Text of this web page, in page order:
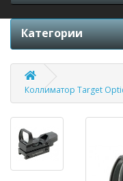
Категории
Коллиматор Target